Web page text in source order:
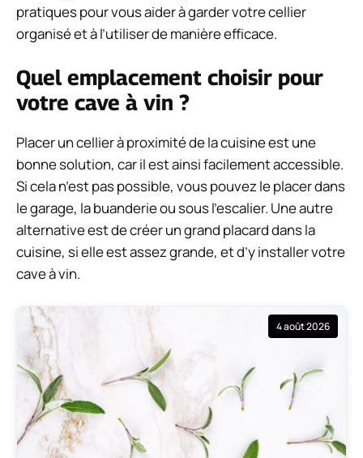
pratiques pour vous aider à garder votre cellier
organisé et à l’utiliser de manière efficace.
Quel emplacement choisir pour
votre cave à vin ?
Placer un cellier à proximité de la cuisine est une
bonne solution, car il est ainsi facilement accessible.
Si cela n’est pas possible, vous pouvez le placer dans
le garage, la buanderie ou sous l’escalier. Une autre
alternative est de créer un grand placard dans la
cuisine, si elle est assez grande, et d’y installer votre
cave à vin.
4 août 2026